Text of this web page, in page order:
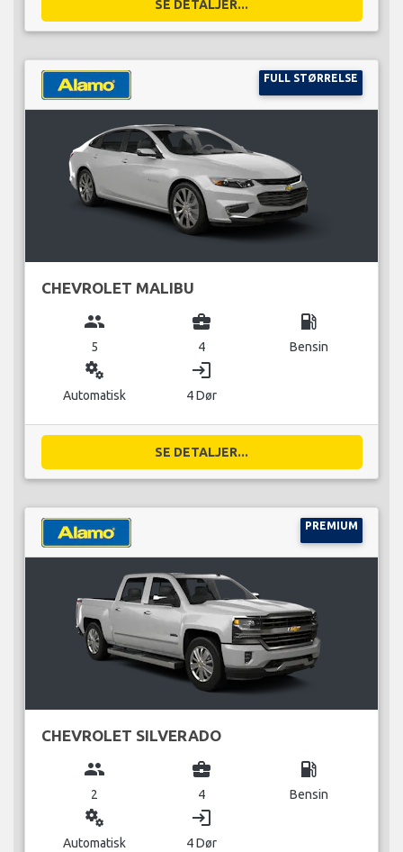
SE DETALJER...
FULL STØRRELSE
CHEVROLET MALIBU
group
5
business_center
4
local_gas_station
Bensin
miscellaneous_services
Automatisk
login
4 Dør
SE DETALJER...
PREMIUM
CHEVROLET SILVERADO
group
2
business_center
4
local_gas_station
Bensin
miscellaneous_services
Automatisk
login
4 Dør